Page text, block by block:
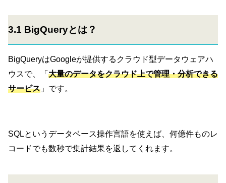
3.1 BigQueryとは？
BigQueryはGoogleが提供するクラウド型データウェアハ
ウスで、「 大量のデータをクラウド上で管理・分析できる
サービス 」です。
SQLというデータベース操作言語を使えば、何億件ものレ
コードでも数秒で集計結果を返してくれます。